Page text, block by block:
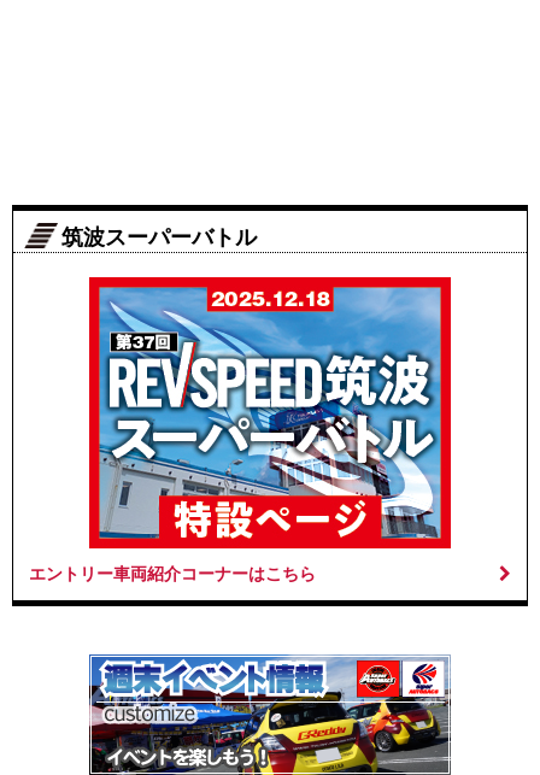
筑波スーパーバトル
エントリー車両紹介コーナーはこちら